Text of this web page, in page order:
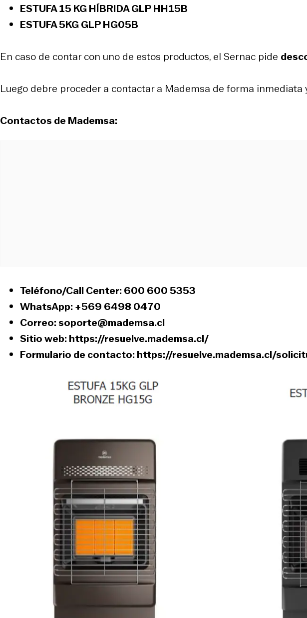
ESTUFA 15 KG HÍBRIDA GLP HH15B
ESTUFA 5KG GLP HG05B
En caso de contar con uno de estos productos, el Sernac pide
Luego debre proceder a contactar a Mademsa de forma
Contactos de Mademsa:
Teléfono/Call Center: 600 600 5353
WhatsApp: +569 6498 0470
Correo: soporte@mademsa.cl
Sitio web:https://resuelve.mademsa.cl/
Formulario de contacto:https://resuelve.mademsa.cl/